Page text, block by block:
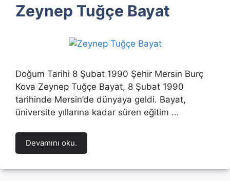
Zeynep Tuğçe Bayat
Doğum Tarihi 8 Şubat 1990 Şehir Mersin Burç
Kova Zeynep Tuğçe Bayat, 8 Şubat 1990
tarihinde Mersin’de dünyaya geldi. Bayat,
üniversite yıllarına kadar süren eğitim …
Devamını oku.